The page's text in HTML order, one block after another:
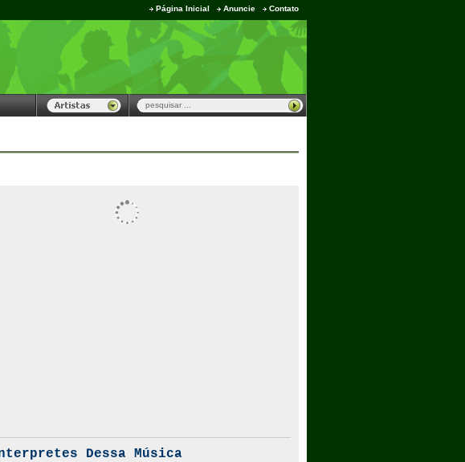
Página Inicial Anuncie Contato
Dessa Música